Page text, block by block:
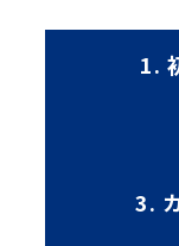
1.
3.